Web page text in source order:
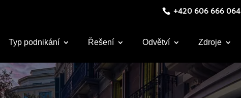
+420 606 666 064
Typ podnikání Řešení Odvětví Zdroje